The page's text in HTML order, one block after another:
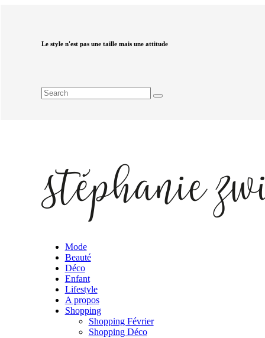
Le style n'est pas une taille mais une attitude
Mode
Beauté
Déco
Enfant
Lifestyle
A propos
Shopping
Shopping Février
Shopping Déco